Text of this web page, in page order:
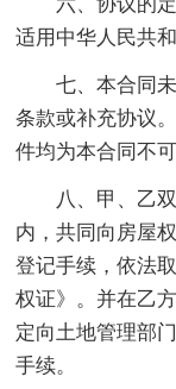
六、协议的
适用中华人民共和
七、本合同
条款或补充协议
件均为本合同不
八、甲、乙
内，共同向房屋
登记手续，依法
权证》。并在乙
定向土地管理部
手续。